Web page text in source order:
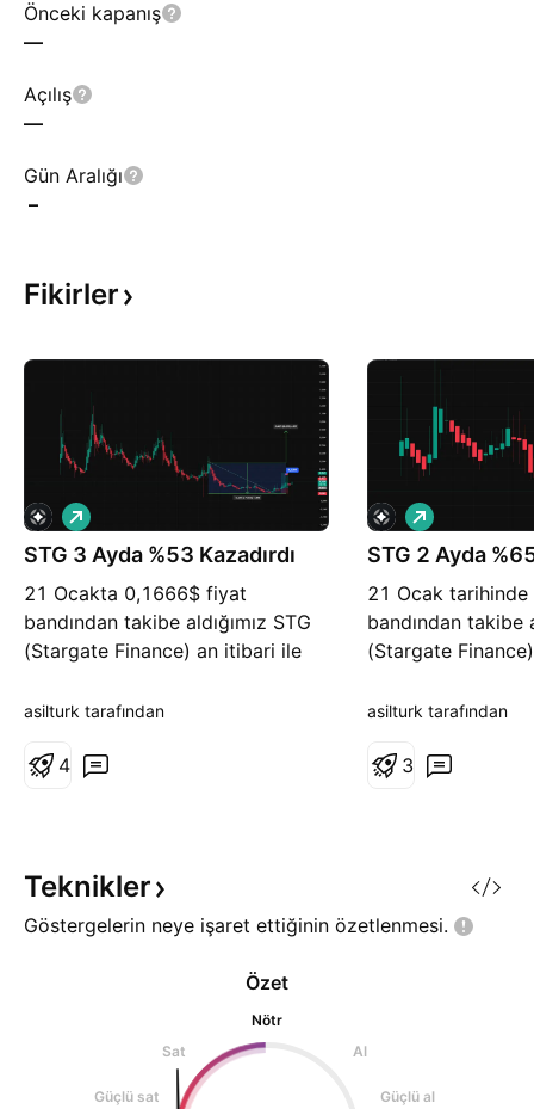
Önceki kapanış
—
Açılış
—
Gün Aralığı
–
Fikirler
STG 3 Ayda %53 Kazadırdı
21 Ocakta 0,1666$ fiyat
bandından takibe aldığımız STG
(Stargate Finance) an itibari ile
işlemlere devam etmektedir.
STG yatırımcısına kripto birim
A
l
ı
asilturk tarafından
4
STG 2 Ayda
21 Ocak
bandından takibe
(Stargate
işlemlere devam
güçlü bir trend
A
l
ı
asilturk tarafından
3
Teknikler
Göstergelerin neye işaret ettiğinin özetlenmesi.
Özet
Nötr
Sat
Al
Güçlü sat Güçlü al